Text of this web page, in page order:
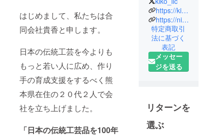
はじめまして、私たちは合
同会社貴香と申します。
日本の伝統工芸を今よりも
もっと若い人に広め、作り
手の育成支援をするべく熊
本県在住の２０代２人で会
社を立ち上げました。
「日本の伝統工芸品を100年
同会社の貴
香です。
「にほん
と、くら
す。にほん
に、ときめ
く」をコン
芸品をはじ
め、つくり
手の想いが
https://kiko-llc.studio.site/
https://nihont.base.shop/
特定商取引
法に基づく
表記
メッセー
ジを送る
リターンを
選ぶ